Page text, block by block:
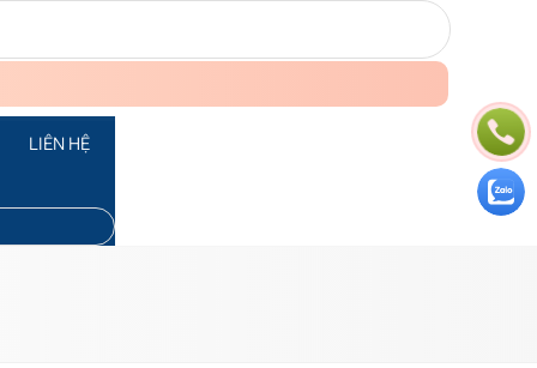
LIÊN HỆ